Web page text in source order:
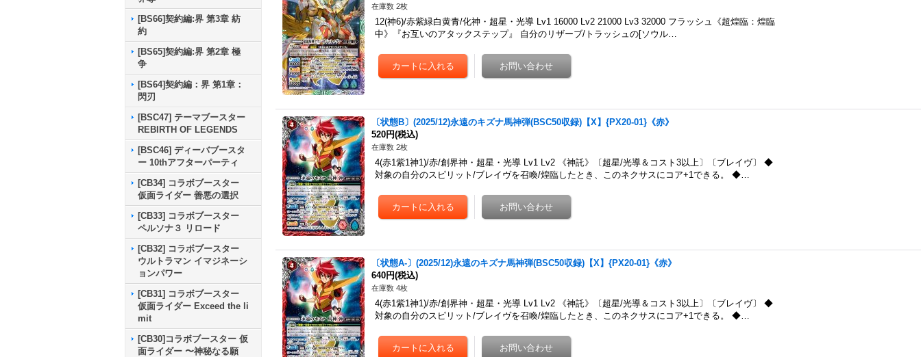
[BS66]契約編:界 第3章 紡
約
[BS65]契約編:界 第2章 極
争
[BS64]契約編：界 第1章：
閃刃
[BSC47] テーマブースター
REBIRTH OF LEGENDS
[BSC46] ディーバブースタ
ー 10thアフターパーティ
[CB34] コラボブースター
仮面ライダー 善悪の選択
[CB33] コラボブースター
ペルソナ３ リロード
[CB32] コラボブースター
ウルトラマン イマジネーシ
ョンパワー
[CB31] コラボブースター
仮面ライダー Exceed the li
mit
[CB30]コラボブースター 仮
面ライダー 〜神秘なる願
在庫数 2枚
12(神6)/赤紫緑白黄青/化神・超星・光導 Lv1 16000 Lv2 21000 Lv3 32000 フラッシュ《超煌臨：煌臨
中》『お互いのアタックステップ』 自分のリザーブ/トラッシュの[ソウル…
〔状態B〕(2025/12)永遠のキズナ馬神弾(BSC50収録)【X】{PX20-01}《赤》
520円(税込)
在庫数 2枚
4(赤1紫1神1)/赤/創界神・超星・光導 Lv1 Lv2 《神託》〔超星/光導＆コスト3以上〕〔ブレイヴ〕 ◆
対象の自分のスピリット/ブレイヴを召喚/煌臨したとき、このネクサスにコア+1できる。 ◆…
〔状態A-〕(2025/12)永遠のキズナ馬神弾(BSC50収録)【X】{PX20-01}《赤》
640円(税込)
在庫数 4枚
4(赤1紫1神1)/赤/創界神・超星・光導 Lv1 Lv2 《神託》〔超星/光導＆コスト3以上〕〔ブレイヴ〕 ◆
対象の自分のスピリット/ブレイヴを召喚/煌臨したとき、このネクサスにコア+1できる。 ◆…